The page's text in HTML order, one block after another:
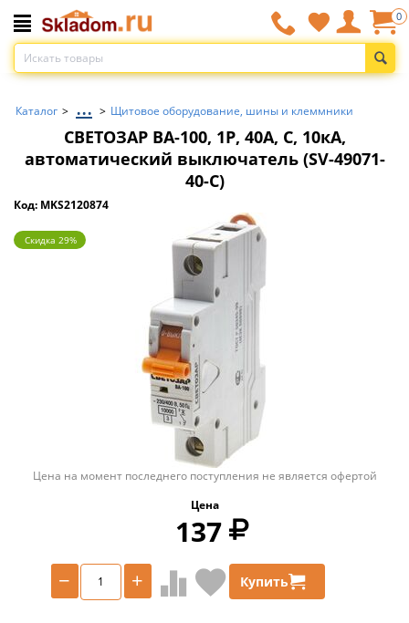
0
Каталог > ... > Щитовое оборудование, шины и клеммники
СВЕТОЗАР ВА-100, 1P, 40А, C, 10кА,
автоматический выключатель (SV-49071-
40-C)
Код: MKS2120874
Скидка 29%
Цена на момент последнего поступления не является офертой
Цена
137
+
− Купить